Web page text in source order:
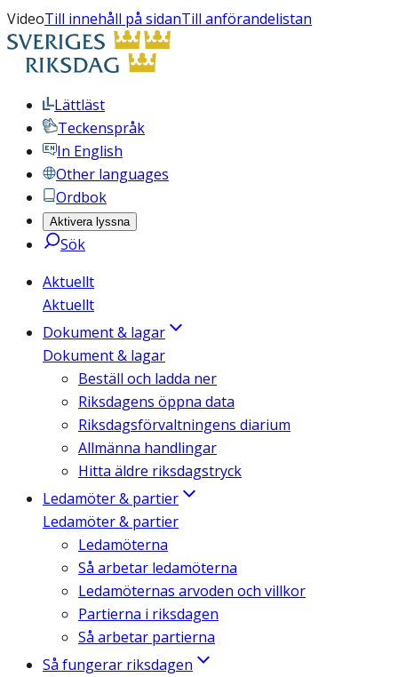
VideoTill innehåll på sidanTill anförandelistan
Lättläst
Teckenspråk
In English
Other languages
Ordbok
Aktivera lyssna
Sök
Aktuellt
Aktuellt
Dokument & lagar
Dokument & lagar
Beställ och ladda ner
Riksdagens öppna data
Riksdagsförvaltningens diarium
Allmänna handlingar
Hitta äldre riksdagstryck
Ledamöter & partier
Ledamöter & partier
Ledamöterna
Så arbetar ledamöterna
Ledamöternas arvoden och villkor
Partierna i riksdagen
Så arbetar partierna
Så fungerar riksdagen